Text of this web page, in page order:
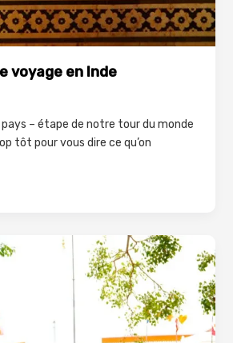
voyage en Inde
pays – étape de notre tour du monde
tôt pour vous dire ce qu’on